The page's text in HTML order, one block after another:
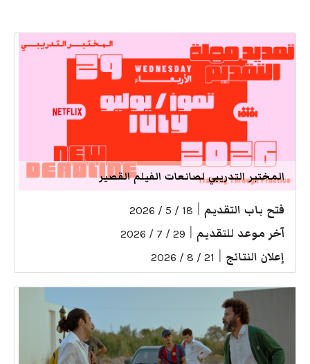
المختبر التدريبي لصانعات الفيلم القصير
فتح باب التقديم 18 / 5 / 2026
آخر موعد للتقديم 29 / 7 / 2026
إعلان النتائج 21 / 8 / 2026